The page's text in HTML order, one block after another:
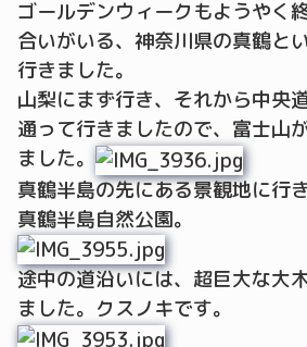
ゴールデンウィークもようやく
合いがいる、神奈川県の真鶴と
行きました。
山梨にまず行き、それから中央
通って行きましたので、富士山
ました。
真鶴半島の先にある景観地に行き
真鶴半島自然公園。
途中の道沿いには、超巨大な大
ました。クスノキです。